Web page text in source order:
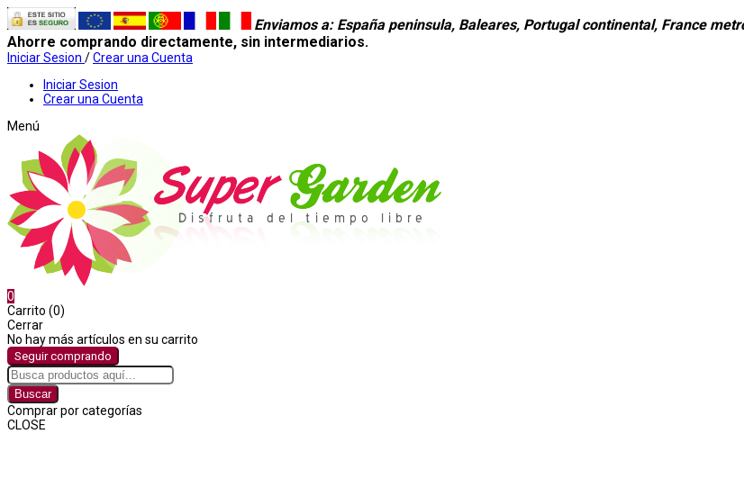
Enviamos a: España peninsula, Baleares, Portugal continental, France
Ahorre comprando directamente, sin intermediarios.
Iniciar Sesion /Crear una Cuenta
Iniciar Sesion
Crear una Cuenta
Menú
0
Carrito (0)
Cerrar
No hay más artículos en su carrito
Seguir comprando
Buscar
Comprar por categorías
CLOSE